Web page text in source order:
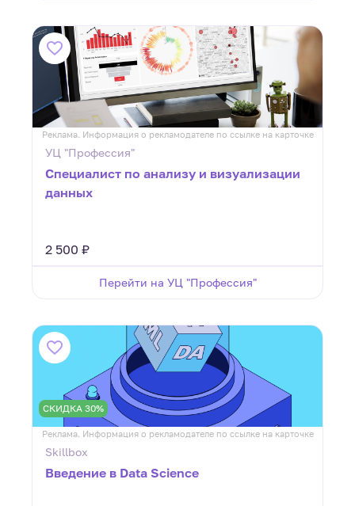
Реклама. Информация о рекламодателе по ссылке на карточке
УЦ "Профессия"
Специалист по анализу и визуализации
данных
2 500 ₽
Перейти на УЦ "Профессия"
СКИДКА 30%
Реклама. Информация о рекламодателе по ссылке на карточке
Skillbox
Введение в Data Science